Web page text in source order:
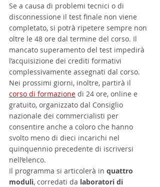
Se a causa di problemi tecnici o di
disconnessione il test finale non viene
completato, si potrà ripetere sempre non
oltre le 48 ore dal termine del corso. Il
mancato superamento del test impedirà
l’acquisizione dei crediti formativi
complessivamente assegnati dal corso.
Nei prossimi giorni, inoltre, partirà il
corso di formazione di 24 ore, online e
gratuito, organizzato dal Consiglio
nazionale dei commercialisti per
consentire anche a coloro che hanno
svolto meno di dieci incarichi nel
quinquennio precedente di iscriversi
nell’elenco.
Il programma si articolerà in quattro
moduli, corredati da laboratori di